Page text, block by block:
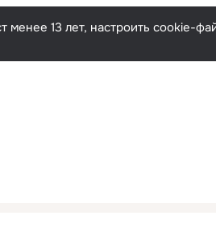
менее 13 лет, настроить cookie-